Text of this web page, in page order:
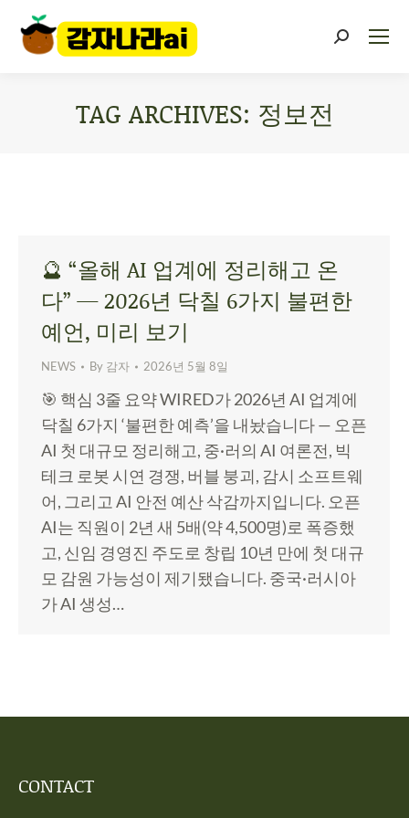
TAG ARCHIVES: 정보전
🔮 “올해 AI 업계에 정리해고 온
다” — 2026년 닥칠 6가지 불편한
예언, 미리 보기
NEWS By 감자 2026년 5월 8일
🎯 핵심 3줄 요약 WIRED가 2026년 AI 업계에
닥칠 6가지 ‘불편한 예측’을 내놨습니다 — 오픈
AI 첫 대규모 정리해고, 중·러의 AI 여론전, 빅
테크 로봇 시연 경쟁, 버블 붕괴, 감시 소프트웨
어, 그리고 AI 안전 예산 삭감까지입니다. 오픈
AI는 직원이 2년 새 5배(약 4,500명)로 폭증했
고, 신임 경영진 주도로 창립 10년 만에 첫 대규
모 감원 가능성이 제기됐습니다. 중국·러시아
가 AI 생성…
CONTACT